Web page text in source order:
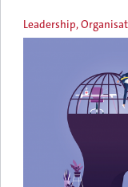
Leadership,